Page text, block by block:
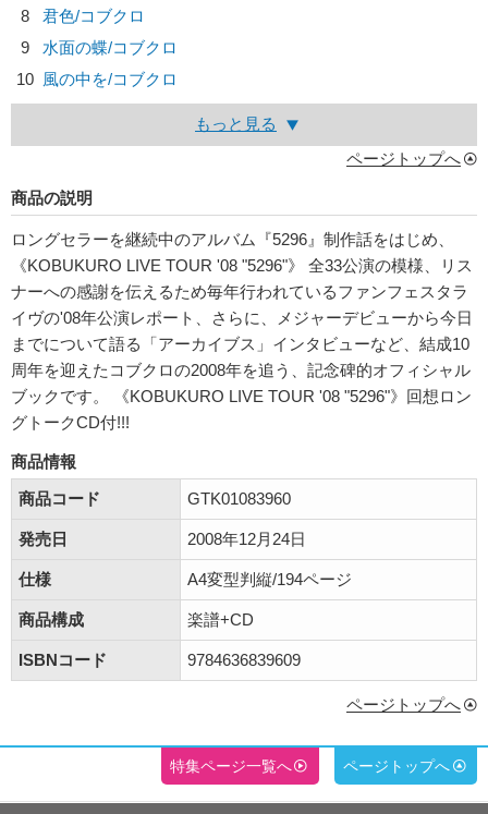
8
君色/コブクロ
9
水面の蝶/コブクロ
10 風の中を/コブクロ
もっと見る
ページトップへ
商品の説明
ロングセラーを継続中のアルバム『5296』制作話をはじめ、
《KOBUKURO LIVE TOUR '08 "5296"》 全33公演の模様、リス
ナーへの感謝を伝えるため毎年行われているファンフェスタラ
イヴの'08年公演レポート、さらに、メジャーデビューから今日
までについて語る「アーカイブス」インタビューなど、結成10
周年を迎えたコブクロの2008年を追う、記念碑的オフィシャル
ブックです。 《KOBUKURO LIVE TOUR '08 "5296"》回想ロン
グトークCD付!!!
商品情報
商品コード
GTK01083960
発売日 2008年12月24日
仕様 A4変型判縦/194ページ
商品構成 楽譜+CD
ISBNコード 9784636839609
ページトップへ
特集ページ一覧へ ページトップへ